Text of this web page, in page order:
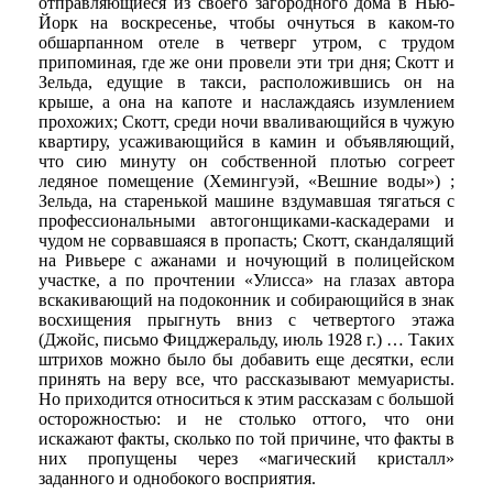
Йорк на воскресенье, чтобы очнуться в каком-то
обшарпанном отеле в четверг утром, с трудом
припоминая, где же они провели эти три дня; Скотт и
Зельда, едущие в такси, расположившись он на
крыше, а она на капоте и наслаждаясь изумлением
прохожих; Скотт, среди ночи вваливающийся в чужую
квартиру, усаживающийся в камин и объявляющий,
что сию минуту он собственной плотью согреет
ледяное помещение (Хемингуэй, «Вешние воды») ;
Зельда, на старенькой машине вздумавшая тягаться с
профессиональными автогонщиками-каскадерами и
чудом не сорвавшаяся в пропасть; Скотт, скандалящий
на Ривьере с ажанами и ночующий в полицейском
участке, а по прочтении «Улисса» на глазах автора
вскакивающий на подоконник и собирающийся в знак
восхищения прыгнуть вниз с четвертого этажа
(Джойс, письмо Фицджеральду, июль 1928 г.) … Таких
штрихов можно было бы добавить еще десятки, если
принять на веру все, что рассказывают мемуаристы.
Но приходится относиться к этим рассказам с большой
осторожностью: и не столько оттого, что они
искажают факты, сколько по той причине, что факты в
них пропущены через «магический кристалл»
заданного и однобокого восприятия.